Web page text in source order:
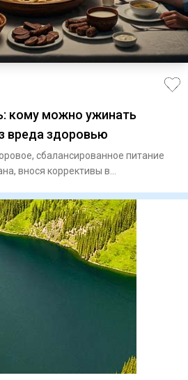
кому можно ужинать
вреда здоровью
сбалансированное питание
внося коррективы в